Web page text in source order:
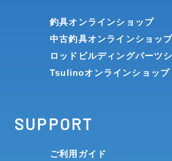
釣具オンラインショップ
中古釣具オンラインショップ
ロッドビルディングパーツ
Tsulinoオンラインショップ
SUPPORT
ご利用ガイド